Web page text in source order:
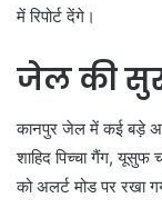
में रिपोर्ट देंगे।
जेल की
कानपुर जेल में कई बड़े
शाहिद पिच्चा गैंग, यूसुफ
को अलर्ट मोड पर रखा